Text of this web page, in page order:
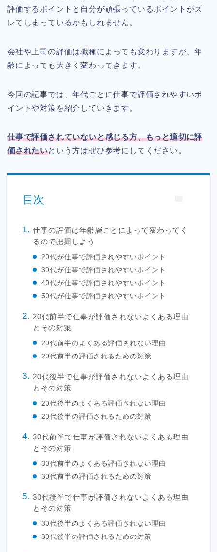
評価するポイントと自分が頑張っているポイントがズ
レてしまっているかもしれません。
会社や上司の評価は職種によっても変わりますが、年
齢によっても大きく変わってきます。
今回の記事では、年代ごとに仕事で評価されやすいポ
イントや対策を紹介していきます。
仕事で評価されていないと感じる方、もっと適切に評
価されたいという方はぜひ参考にしてください。
目次
仕事の評価は年齢層ごとによって変わってく
るので把握しよう
20代が仕事で評価されやすいポイント
30代が仕事で評価されやすいポイント
40代が仕事で評価されやすいポイント
50代が仕事で評価されやすいポイント
20代前半で仕事が評価されないよくある理由
とその対策
20代前半のよくある評価されない理由
20代前半の評価されるための対策
20代後半で仕事が評価されないよくある理由
とその対策
20代後半のよくある評価されない理由
20代後半の評価されるための対策
30代前半で仕事が評価されないよくある理由
とその対策
30代前半のよくある評価されない理由
30代前半の評価されるための対策
30代後半で仕事が評価されないよくある理由
とその対策
30代後半のよくある評価されない理由
30代後半の評価されるための対策